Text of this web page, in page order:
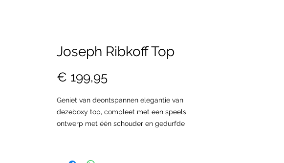
Joseph Ribkoff Top
€ 199,95Prijs
Geniet van deontspannen elegantie van
dezeboxy top, compleet met een speels
ontwerp met één schouder en gedurfde
Deze top is gemaakt van luxe zijdeachtige